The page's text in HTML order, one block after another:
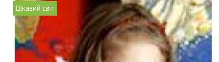
Цікавий світ